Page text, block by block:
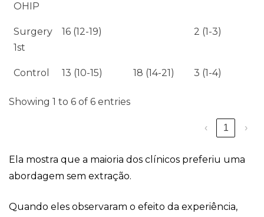
OHIP
Surgery
1st
16 (12-19) 2 (1-3)
Control 13 (10-15) 18 (14-21) 3 (1-4)
Showing 1 to 6 of 6 entries
‹ 1 ›
Ela mostra que a maioria dos clínicos preferiu uma
abordagem sem extração.
Quando eles observaram o efeito da experiência,